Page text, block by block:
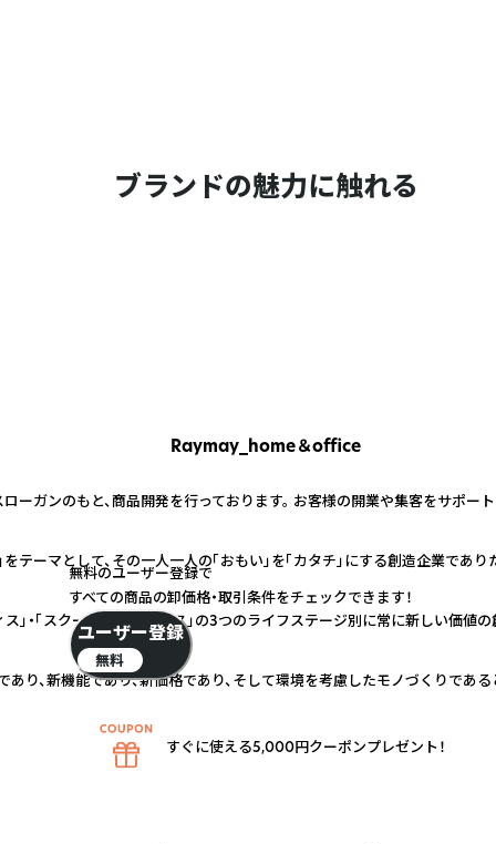
ブランドの魅力に触れる
Raymay_home＆office
ーガンのもと、商品開発を行っております。 お客様の開業や集客をサポー
テーマとして、その一人一人の「おもい」を「カタチ」にする創造企業であり
ス」・「スクール＆キャンパス」の3つのライフステージ別に常に新しい価値
り、新機能であり、新価格であり、そして環境を考慮したモノづくりである
無料のユーザー登録で
すべての商品の卸価格・取引条件をチェックできます！
ユーザー登録
無料
すぐに使える5,000円クーポンプレゼント！